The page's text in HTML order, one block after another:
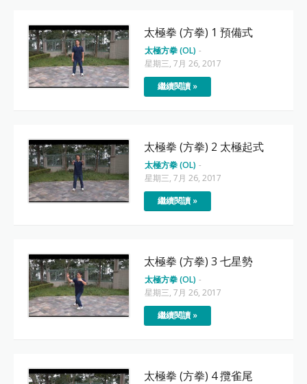
太極拳 (方拳) 1 預備式
太極方拳 (OL) -
星期三, 7月 26, 2017
繼續閱讀 »
太極拳 (方拳) 2 太極起式
太極方拳 (OL) -
星期三, 7月 26, 2017
繼續閱讀 »
太極拳 (方拳) 3 七星勢
太極方拳 (OL) -
星期三, 7月 26, 2017
繼續閱讀 »
太極拳 (方拳) 4 攬雀尾